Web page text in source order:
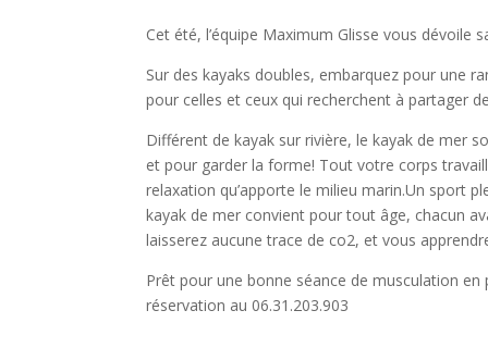
Cet été, l’équipe Maximum Glisse vous dévoile
Sur des kayaks doubles, embarquez pour une
pour celles et ceux qui recherchent à partager
Différent de kayak sur rivière, le kayak de mer
et pour garder la forme! Tout votre corps
relaxation qu’apporte le milieu marin.Un sport
kayak de mer convient pour tout âge, chacun
laisserez aucune trace de co2, et vous
Prêt pour une bonne séance de musculation en
réservation au 06.31.203.903